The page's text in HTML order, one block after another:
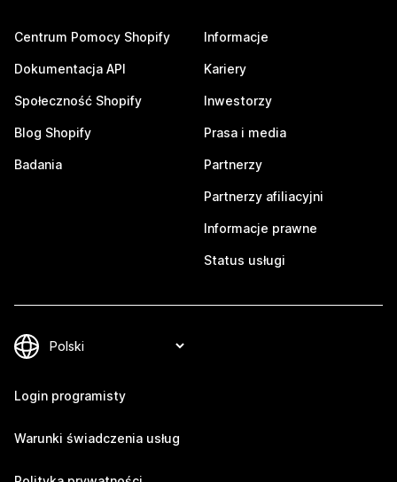
Centrum Pomocy Shopify
Dokumentacja API
Społeczność Shopify
Blog Shopify
Badania
Informacje
Kariery
Inwestorzy
Prasa i media
Partnerzy
Partnerzy afiliacyjni
Informacje prawne
Status usługi
Login programisty
Warunki świadczenia usług